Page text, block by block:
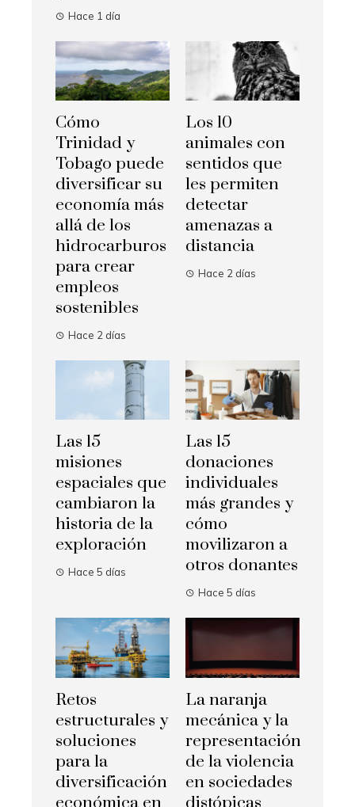
Hace 1 día
Cómo
Trinidad y
Tobago puede
diversificar su
economía más
allá de los
hidrocarburos
para crear
empleos
sostenibles
Hace 2 días
Los 10
animales con
sentidos que
les permiten
detectar
amenazas a
distancia
Hace 2 días
Las 15
misiones
espaciales que
cambiaron la
historia de la
exploración
Hace 5 días
Las 15
donaciones
individuales
más grandes y
cómo
movilizaron a
otros donantes
Hace 5 días
Retos
estructurales y
soluciones
para la
diversificación
económica en
La naranja
mecánica y la
representación
de la violencia
en sociedades
distópicas